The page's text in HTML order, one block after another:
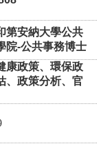
第安納大學公共
院-公共事務博士
康政策、環保政
、政策分析、官